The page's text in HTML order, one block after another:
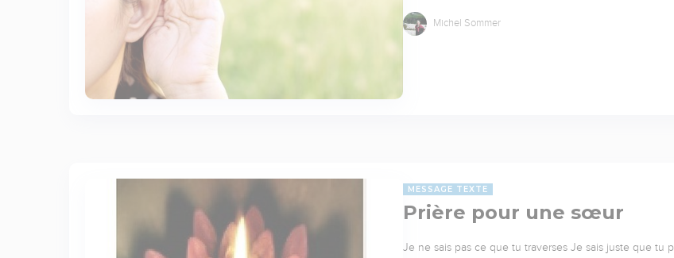
Michel Sommer
MESSAGE TEXTE
Prière pour une sœur
Je ne sais pas ce que tu traverses Je sais juste que tu